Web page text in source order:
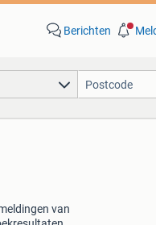
Berichten
van